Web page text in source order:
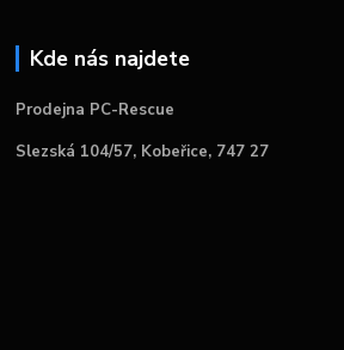
Kde nás najdete
Prodejna PC-Rescue
Slezská 104/57, Kobeřice, 747 27